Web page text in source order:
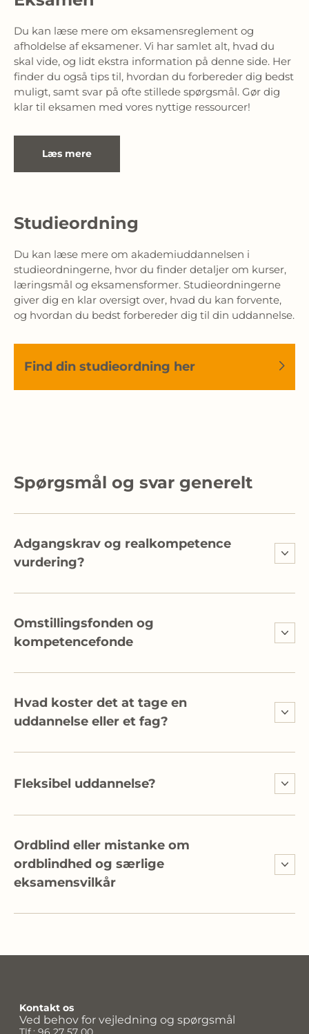
Du kan læse mere om eksamensreglement og
afholdelse af eksamener. Vi har samlet alt, hvad du
skal vide, og lidt ekstra information på denne side. Her
finder du også tips til, hvordan du forbereder dig bedst
muligt, samt svar på ofte stillede spørgsmål. Gør dig
klar til eksamen med vores nyttige ressourcer!
Læs mere
Studieordning
Du kan læse mere om akademiuddannelsen i
studieordningerne, hvor du finder detaljer om kurser,
læringsmål og eksamensformer. Studieordningerne
giver dig en klar oversigt over, hvad du kan forvente,
og hvordan du bedst forbereder dig til din uddannelse.
Find din studieordning her
Spørgsmål og svar generelt
Adgangskrav og realkompetence
vurdering?
Omstillingsfonden og
kompetencefonde
Hvad koster det at tage en
uddannelse eller et fag?
Fleksibel uddannelse?
Ordblind eller mistanke om
ordblindhed og særlige
eksamensvilkår
Kontakt os
Ved behov for vejledning og spørgsmål